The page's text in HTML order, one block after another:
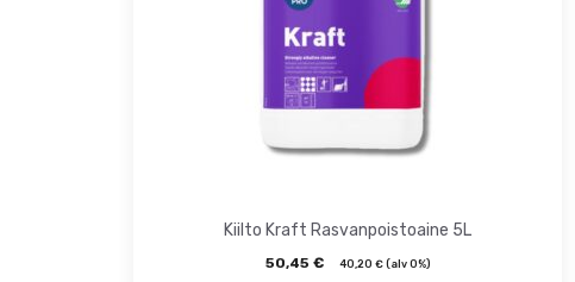
Kiilto Kraft Rasvanpoistoaine 5L
50,45 € 40,20 €(alv 0%)